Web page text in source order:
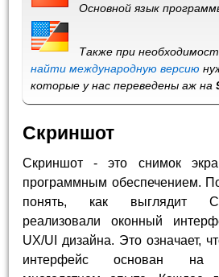
Основной язык
Также при
найти международную версию
которые у нас переведены аж на
Скриншот
Скриншот - это снимок
программным обеспечением.
понять, как выглядит
реализовали оконный
UX/UI дизайна. Это означает,
интерфейс основан на